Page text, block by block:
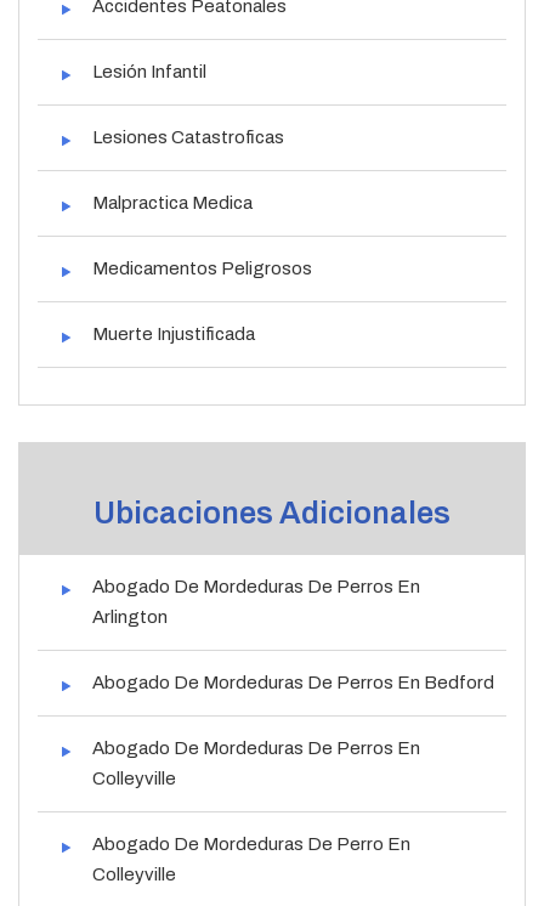
Accidentes Peatonales
Lesión Infantil
Lesiones Catastroficas
Malpractica Medica
Medicamentos Peligrosos
Muerte Injustificada
Ubicaciones Adicionales
Abogado De Mordeduras De Perros En
Arlington
Abogado De Mordeduras De Perros En Bedford
Abogado De Mordeduras De Perros En
Colleyville
Abogado De Mordeduras De Perro En
Colleyville